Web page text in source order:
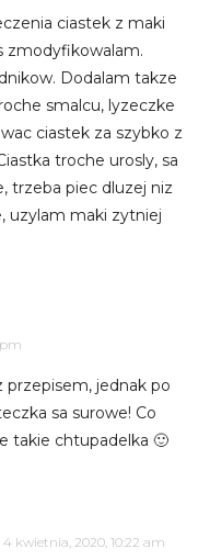
ciastek z maki
zmodyfikowalam.
Dodalam takze
smalcu, lyzeczke
ciastek za szybko z
troche urosly, sa
trzeba piec dluzej niz
uzylam maki zytniej
jednak po
sa surowe! Co
takie chtupadelka 🙂
4 kwietnia, 2020, 10:22 am